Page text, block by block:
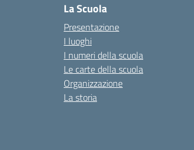
La Scuola
Presentazione
I luoghi
I numeri della scuola
Le carte della scuola
Organizzazione
La storia